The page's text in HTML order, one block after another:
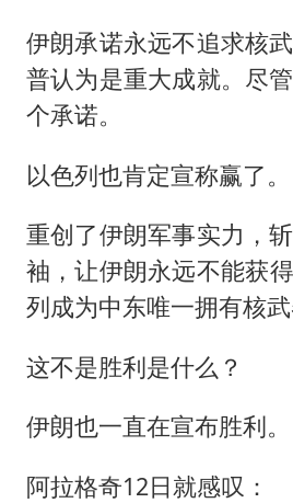
伊朗承诺永远不追求核
普认为是重大成就。尽
个承诺。
以色列也肯定宣称赢了。
重创了伊朗军事实力，
袖，让伊朗永远不能获
列成为中东唯一拥有核武
这不是胜利是什么？
伊朗也一直在宣布胜利。
阿拉格奇12日就感叹：